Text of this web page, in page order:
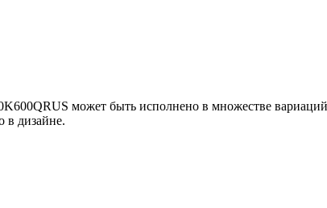
может быть исполнено в множестве
в дизайне.